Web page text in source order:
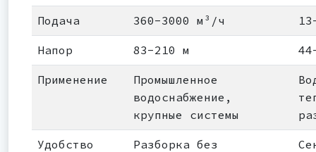
Подача 360-3000 м³/ч
Напор 83-210 м
Применение
Промышленное
водоснабжение,
крупные системы
Удобство
Разборка без